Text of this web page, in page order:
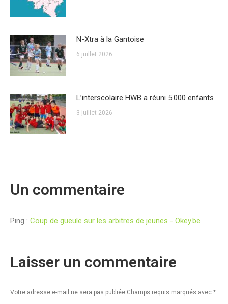
N-Xtra à la Gantoise
6 juillet 2026
L’interscolaire HWB a réuni 5.000 enfants
3 juillet 2026
Un commentaire
Ping : Coup de gueule sur les arbitres de jeunes - Okey.be
Laisser un commentaire
Votre adresse e-mail ne sera pas publiée Champs requis marqués avec *